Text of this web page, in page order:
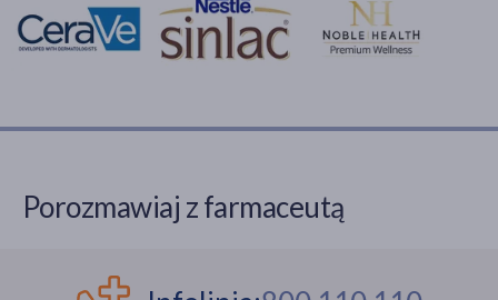
Porozmawiaj z farmaceutą